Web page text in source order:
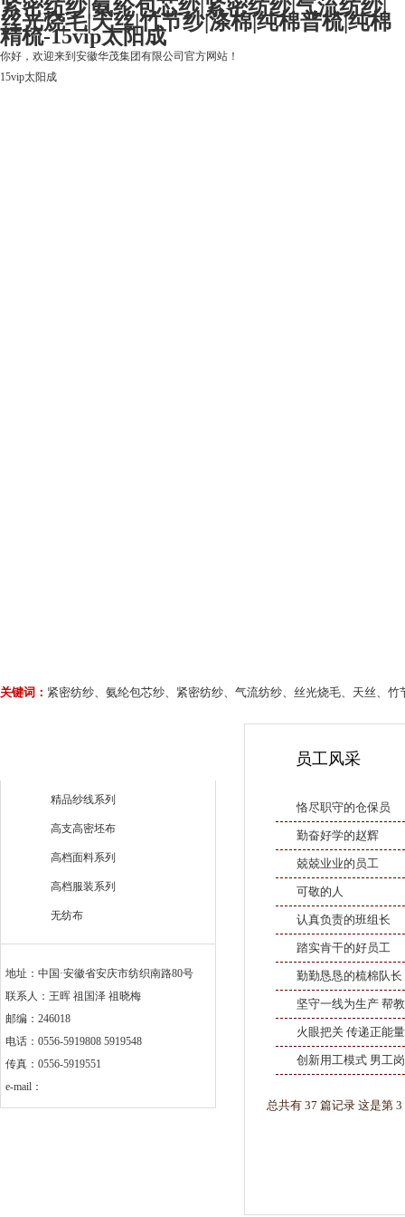
紧密纺纱|氨纶包芯纱|紧密纺纱|气流纺纱|
丝光烧毛|天丝|竹节纱|涤棉|纯棉普梳|纯棉
精梳-15vip太阳成
你好，欢迎来到安徽华茂集团有限公司官方网站！
15vip太阳成
关键词： 紧密纺纱、氨纶包芯纱、紧密纺纱、气流纺纱、丝光烧毛、天丝、
精品纱线系列
高支高密坯布
高档面料系列
高档服装系列
无纺布
地址：中国·安徽省安庆市纺织南路80号
联系人：王晖 祖国泽 祖晓梅
邮编：246018
电话：0556-5919808 5919548
传真：0556-5919551
e-mail：
员工风采
恪尽职守的仓保员
勤奋好学的赵辉
兢兢业业的员工
可敬的人
认真负责的班组长
踏实肯干的好员工
勤勤恳恳的梳棉队长
坚守一线为生产 帮
火眼把关 传递正能量
创新用工模式 男工
总共有 37 篇记录 这是第